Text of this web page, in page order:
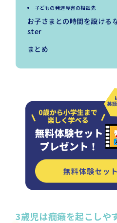
子どもの発達障害の相談先
お子さまとの時間を設け
ster
まとめ
3歳児は癇癪を起こしや